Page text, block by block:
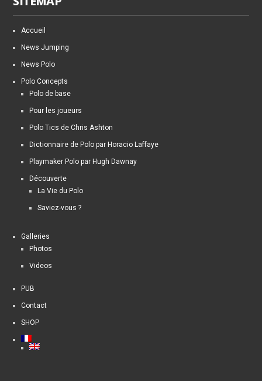
Accueil
News Jumping
News Polo
Polo Concepts
Polo de base
Pour les joueurs
Polo Tics de Chris Ashton
Dictionnaire de Polo par Horacio Laffaye
Playmaker Polo par Hugh Dawnay
Découverte
La Vie du Polo
Saviez-vous ?
Galleries
Photos
Videos
PUB
Contact
SHOP